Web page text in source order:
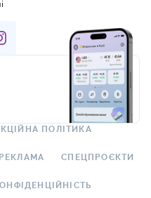
ПОЛІТИКА
РЕКЛАМА СПЕЦПРОЄКТИ